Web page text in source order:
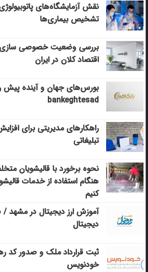
نقش آزمایشگاه‌های
تشخیص بیماری‌ها
بررسی وضعیت خصوصی سازی
اقتصاد کلان در ایران
بورس‌های جهان و آینده پیش
bankeghtesad
راهکارهای مدیریتی برای
تبلیغاتی
نحوه برخورد با قالیشویان
هنگام استفاده از خدمات
کنیم
آموزش ارز دیجیتال در مشهد /
دیجیتال
ثبت قرارداد ملک و صدور کد
خودنویس